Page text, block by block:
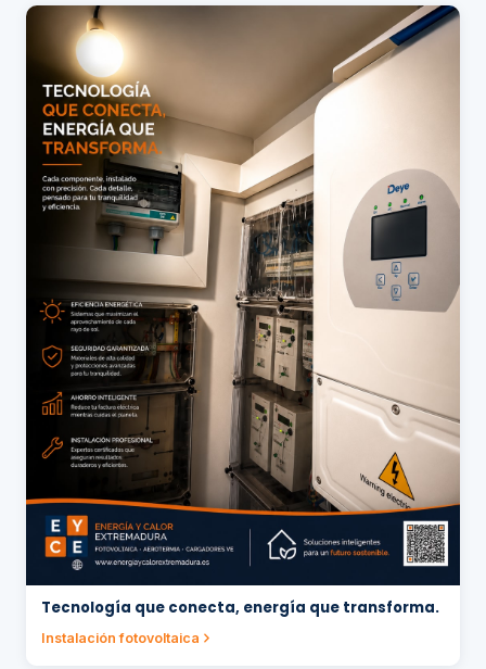
Tecnología que conecta, energía que transforma.
Instalación fotovoltaica